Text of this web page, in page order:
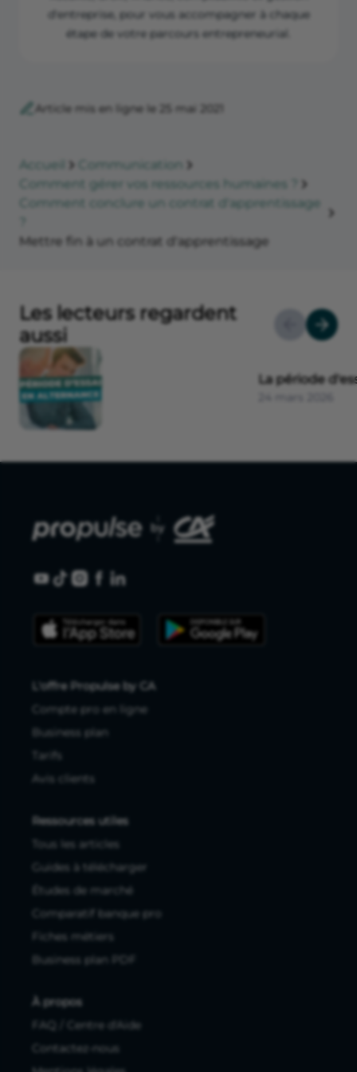
d'entreprise, pour vous accompagner à chaque
étape de votre parcours entrepreneurial.
Article mis en ligne le 25 mai 2021
Accueil
Communication
Comment gérer vos ressources humaines ?
Comment conclure un contrat d'apprentissage
Mettre fin à un contrat d'apprentissage
Les lecteurs regardent
aussi
La période
L'offre Propulse by CA
Compte pro en ligne
Business plan
Tarifs
Avis clients
Ressources utiles
Tous les articles
Guides à télécharger
Études de marché
Comparatif banque pro
Fiches métiers
Business plan PDF
À propos
FAQ / Centre d'Aide
Contactez-nous